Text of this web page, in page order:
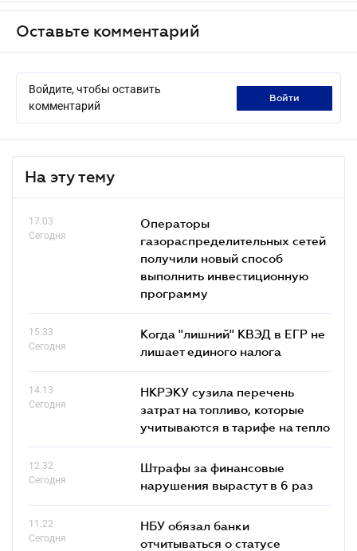
Оставьте комментарий
Войдите, чтобы оставить
комментарий
войти
На эту тему
17.03
Сегодня
Операторы
газораспределительных сетей
получили новый способ
выполнить инвестиционную
программу
15.33
Сегодня
Когда "лишний" КВЭД в ЕГР не
лишает единого налога
14.13
Сегодня
НКРЭКУ сузила перечень
затрат на топливо, которые
учитываются в тарифе на тепло
12.32
Сегодня
Штрафы за финансовые
нарушения вырастут в 6 раз
11.22
Сегодня
НБУ обязал банки
отчитываться о статусе